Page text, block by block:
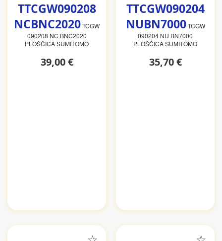
TTCGW090208
NCBNC2020TCGW
090208 NC BNC2020
PLOŠČICA SUMITOMO
39,00 €
TTCGW090204
NUBN7000TCGW
090204 NU BN7000
PLOŠČICA SUMITOMO
35,70 €